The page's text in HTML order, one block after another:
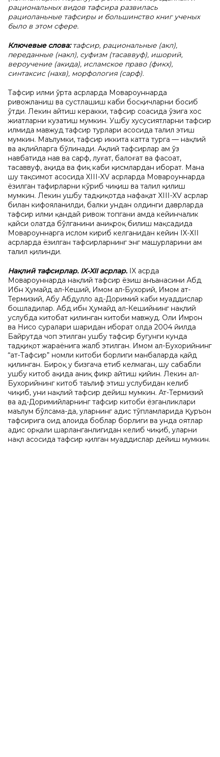
рациональных видов тафсира развилась
рациоланьные тафсиры и большинство книг ученых
было в этом сфере.
Ключевые слова:тафсир, рациональные (акл),
переданные (накл), суфизм (тасаввуф), ишорий,
вероучение (акида), исламское право (фикх),
синтаксис (нахв), морфология (сарф).
Тафсир илми ўрта асрларда Мовароуннаҳрда
ривожланиш ва сустлашиш каби босқичларни босиб
ўтди. Лекин айтиш керакки, тафсир соҳасида ўзига хос
жиҳатларни кузатиш мумкин. Ушбу хусусиятларни тафсир
илмида мавжуд тафсир турлари асосида таҳлил этиш
мумкин. Маълумки, тафсир иккита катта турга — нақлий
ва ақлийларга бўлинади. Ақлий тафсирлар ҳам ўз
навбатида наҳв ва сарф, луғат, балоғат ва фасоҳат,
тасаввуф, ақида ва фиқҳ каби қисмлардан иборат. Мана
шу тақсимот асосида XIII-XV асрларда Мовароуннаҳрда
ёзилган тафирларни кўриб чиқиш ва таҳлил қилиш
мумкин. Лекин ушбу тадқиқотда нафақат XIII-XV асрлар
билан кифояланилди, балки ундан олдинги даврларда
тафсир илми қандай ривож топгани ҳамда кейинчалик
қайси ҳолатда бўлганини аниқроқ билиш мақсадида
Мовароуннаҳрга ислом кириб келганидан кейин IX-ХII
асрларда ёзилган тафсирларнинг энг машҳурларини ҳам
таҳлил қилинди.
Нақлий тафсирлар. IX-XII асрлар. IX асрда
Мовароуннаҳрда нақлий тафсир ёзиш анъанасини Абд
Ибн Ҳумайд ал-Кеший, Имом ал-Бухорий, Имом ат-
Термизий, Абу Абдуллоҳ ад-Доримий каби муҳаддислар
бошладилар. Абд ибн Ҳумайд ал-Кешийнинг нақлий
услубда китобат қилинган китоби мавжуд. Оли Имрон
ва Нисо суралари шарҳидан иборат ҳолда 2004 йилда
Байрутда чоп этилган ушбу тафсир бугунги кунда
тадқиқот жараёнига жалб этилган. Имом ал-Бухорийнинг
“ат-Тафсир” номли китоби борлиги манбаларда қайд
қилинган. Бироқ у бизгача етиб келмаган, шу сабабли
ушбу китоб ҳақида аниқ фикр айтиш қийин. Лекин ал-
Бухорийнинг китоб таълиф этиш услубидан келиб
чиқиб, уни нақлий тафсир дейиш мумкин. Ат-Термизий
ва ад-Доримийларнинг тафсир китоби ёзганликлари
маълум бўлсама-да, уларнинг ҳадис тўпламларида Қуръон
тафсирига оид алоҳида боблар борлиги ва унда оятлар
ҳадис орқали шарҳланганлигидан келиб чиқиб, уларни
нақл асосида тафсир қилган муҳаддислар дейиш мумкин.